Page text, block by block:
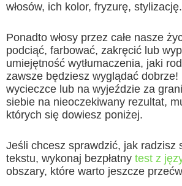
włosów, ich kolor, fryzurę,
Ponadto włosy przez całe nasze
podciąć, farbować, zakręcić lub
umiejętność wytłumaczenia, jaki
zawsze będziesz wyglądać
wycieczce lub na wyjeździe za
siebie na nieoczekiwany rezultat,
których się dowiesz poniżej.
Jeśli chcesz sprawdzić, jak radzisz
tekstu, wykonaj bezpłatny test z
obszary, które warto jeszcze